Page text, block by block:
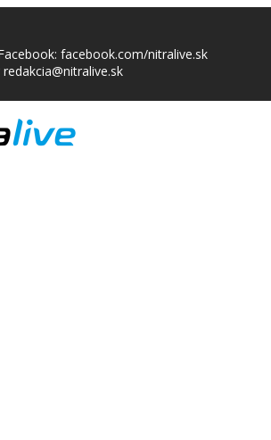
facebook.com/nitralive.sk